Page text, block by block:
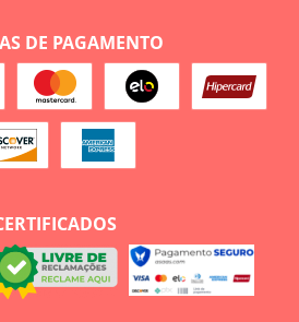
DE PAGAMENTO